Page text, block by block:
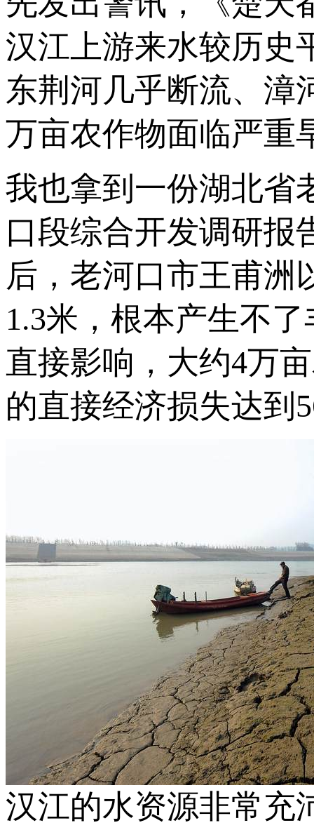
汉江上游来水较历史
东荆河几乎断流、漳
万亩农作物面临严重
我也拿到一份湖北
口段综合开发调研报
后，老河口市王甫
1.3米，根本产生不
直接影响，大约4万
的直接经济损失达到
汉江的水资源非常充